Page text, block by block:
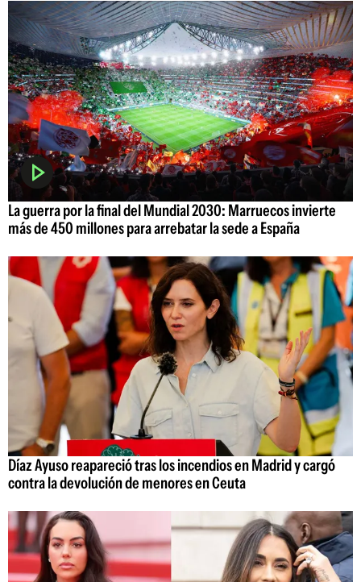
La guerra por la final del Mundial 2030: Marruecos invierte
más de 450 millones para arrebatar la sede a España
Díaz Ayuso reapareció tras los incendios en Madrid y cargó
contra la devolución de menores en Ceuta